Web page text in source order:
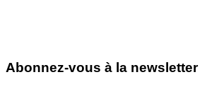
Abonnez-vous à la newsletter